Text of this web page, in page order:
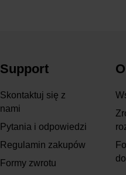
Support
Skontaktuj się z
nami
Pytania i odpowiedzi
Regulamin zakupów
Formy zwrotu